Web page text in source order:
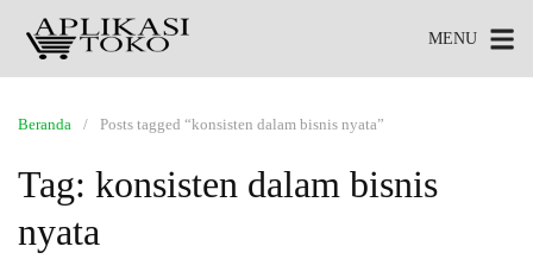
MENU
Beranda Posts tagged “konsisten dalam bisnis nyata”
Tag: konsisten dalam bisnis
nyata